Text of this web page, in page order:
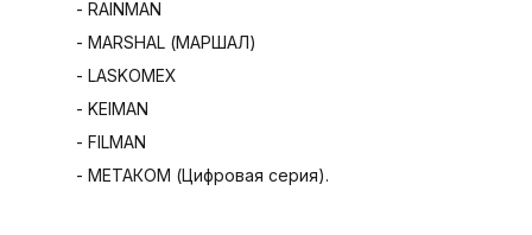
- RAINMAN
- MARSHAL (МАРШАЛ)
- LASKOMEX
- KEIMAN
- FILMAN
- МЕТАКОМ (Цифровая серия).